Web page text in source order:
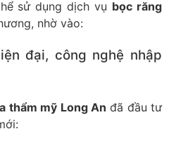
sử dụng dịch vụ bọc răng
nhờ vào:
đại, công nghệ nhập
thẩm mỹ Long An đã đầu tư